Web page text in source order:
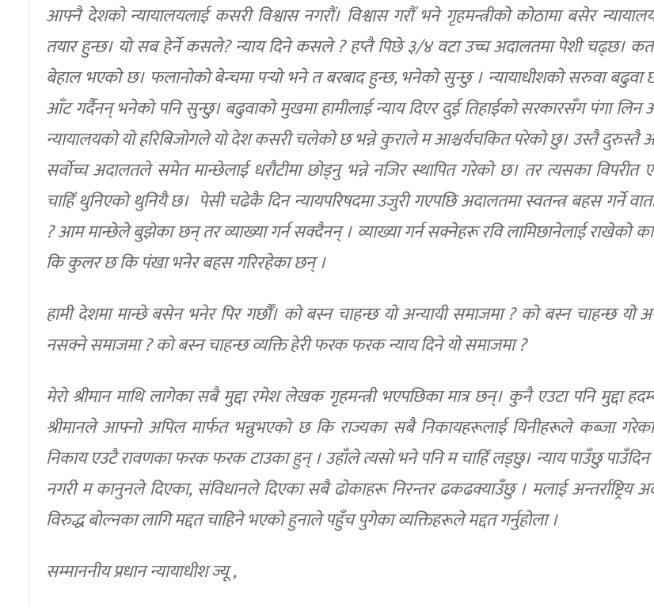
आफ्नै देशको न्यायालयलाई कसरी विश्वास नगरौं। विश्वास गरौँ भने गृहमन्त्रीको कोठामा बसेर
तयार हुन्छ। यो सब हेर्ने कसले? न्याय दिने कसले ? हप्तै पिछे ३/४ वटा उच्च अदालतमा पेशी चढ्छ।
बेहाल भएको छ। फलानोको बेन्चमा पर्‍यो भने त बरबाद हुन्छ, भनेको सुन्छु । न्यायाधीशको सरुवा बढुवा
आँट गर्दैनन् भनेको पनि सुन्छु। बढुवाको मुखमा हामीलाई न्याय दिएर दुई तिहाईको सरकारसँग पंगा लिन
न्यायालयको यो हरिबिजोगले यो देश कसरी चलेको छ भन्ने कुराले म आश्चर्यचकित परेको छु। उस्तै
सर्वोच्च अदालतले समेत मान्छेलाई धरौटीमा छोड्नु भन्ने नजिर स्थापित गरेको छ। तर त्यसका विपरीत
चाहिँ थुनिएको थुनियै छ। पेसी चढेकै दिन न्यायपरिषदमा उजुरी गएपछि अदालतमा स्वतन्त्र बहस गर्ने
? आम मान्छेले बुझेका छन् तर व्याख्या गर्न सक्दैनन् । व्याख्या गर्न सक्नेहरू रवि लामिछानेलाई राखेको
कि कुलर छ कि पंखा भनेर बहस गरिरहेका छन् ।
हामी देशमा मान्छे बसेन भनेर पिर गर्छौँ। को बस्न चाहन्छ यो अन्यायी समाजमा ? को बस्न चाहन्छ यो
नसक्ने समाजमा ? को बस्न चाहन्छ व्यक्ति हेरी फरक फरक न्याय दिने यो समाजमा ?
मेरो श्रीमान माथि लागेका सबै मुद्दा रमेश लेखक गृहमन्त्री भएपछिका मात्र छन्। कुनै एउटा पनि मुद्दा
श्रीमानले आफ्नो अपिल मार्फत भन्नुभएको छ कि राज्यका सबै निकायहरूलाई यिनीहरूले कब्जा
निकाय एउटै रावणका फरक फरक टाउका हुन् । उहाँले त्यसो भने पनि म चाहिँ लड्छु। न्याय पाउँछु पाउँदिन
नगरी म कानुनले दिएका, संविधानले दिएका सबै ढोकाहरू निरन्तर ढकढक्याउँछु । मलाई अन्तर्राष्ट्रिय
विरुद्ध बोल्नका लागि मद्दत चाहिने भएको हुनाले पहुँच पुगेका व्यक्तिहरूले मद्दत गर्नुहोला ।
सम्माननीय प्रधान न्यायाधीश ज्यू ,